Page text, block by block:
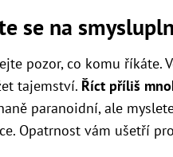
se na
pozor, co komu říkáte.
tajemství. Říct příliš
paranoidní, ale
Opatrnost vám ušetří